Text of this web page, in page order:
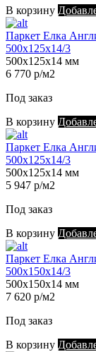
В корзину
Паркет Елка
500х125х14/3
500х125х14 мм
6 770 р/м2
Под заказ
В корзину
Паркет Елка
500х125х14/3
500х125х14 мм
5 947 р/м2
Под заказ
В корзину
Паркет Елка
500х150х14/3
500х150х14 мм
7 620 р/м2
Под заказ
В корзину